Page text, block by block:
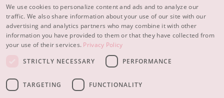
Piel menopáusica
MÁS SOBRE NOSOTROS
INSPIRACIÓN
CONTACTO
© 2023 - 2026 Diadermine
We use cookies to personalize content and ads and to analyze our
traffic. We also share information about your use of our site with our
advertising and analytics partners who may combine it with other
information you have provided to them or that they have collected from
your use of their services. Privacy Policy
STRICTLY NECESSARY
PERFORMANCE
TARGETING FUNCTIONALITY